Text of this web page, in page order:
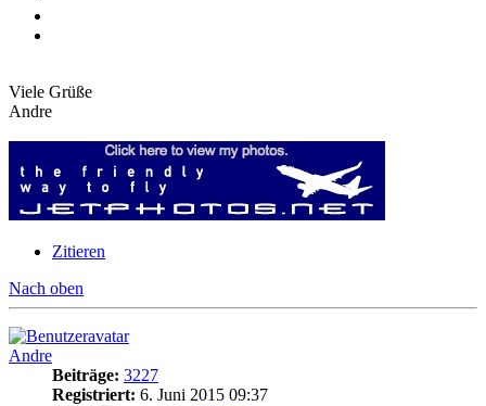
Viele Grüße
Andre
Zitieren
Nach oben
Andre
Beiträge: 3227
Registriert: 6. Juni 2015 09:37